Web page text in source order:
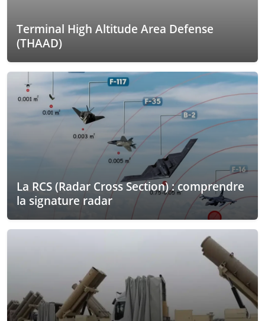
Terminal High Altitude Area Defense
(THAAD)
La RCS (Radar Cross Section) : comprendre
la signature radar